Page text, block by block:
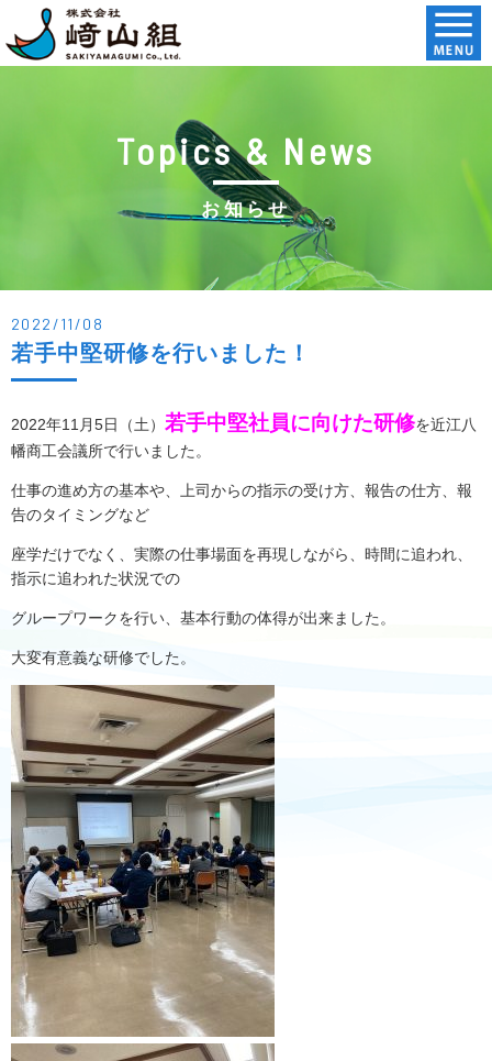
Topics & News
お知らせ
2022/11/08
若手中堅研修を行いました！
2022年11月5日（土） 若手中堅社員に向けた研修を近江八
幡商工会議所で行いました。
仕事の進め方の基本や、上司からの指示の受け方、報告の仕方、報
告のタイミングなど
座学だけでなく、実際の仕事場面を再現しながら、時間に追われ、
指示に追われた状況での
グループワークを行い、基本行動の体得が出来ました。
大変有意義な研修でした。